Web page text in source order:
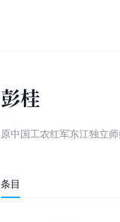
彭桂
原中国工农红军东江独立
条目